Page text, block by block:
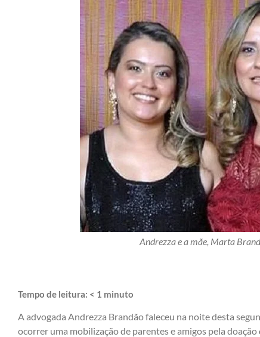
Andrezza e a mãe, Marta
Tempo de leitura: < 1 minuto
A advogada Andrezza Brandão faleceu na noite desta
ocorrer uma mobilização de parentes e amigos pela